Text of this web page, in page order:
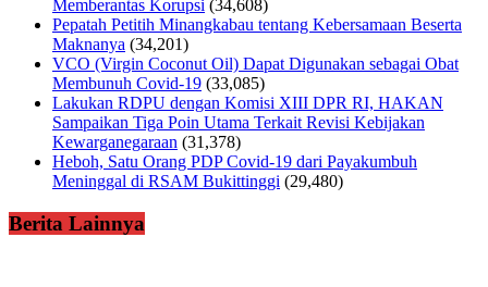
Memberantas Korupsi (34,608)
Pepatah Petitih Minangkabau tentang Kebersamaan Beserta
Maknanya (34,201)
VCO (Virgin Coconut Oil) Dapat Digunakan sebagai Obat
Membunuh Covid-19 (33,085)
Lakukan RDPU dengan Komisi XIII DPR RI, HAKAN
Sampaikan Tiga Poin Utama Terkait Revisi Kebijakan
Kewarganegaraan (31,378)
Heboh, Satu Orang PDP Covid-19 dari Payakumbuh
Meninggal di RSAM Bukittinggi (29,480)
Berita Lainnya